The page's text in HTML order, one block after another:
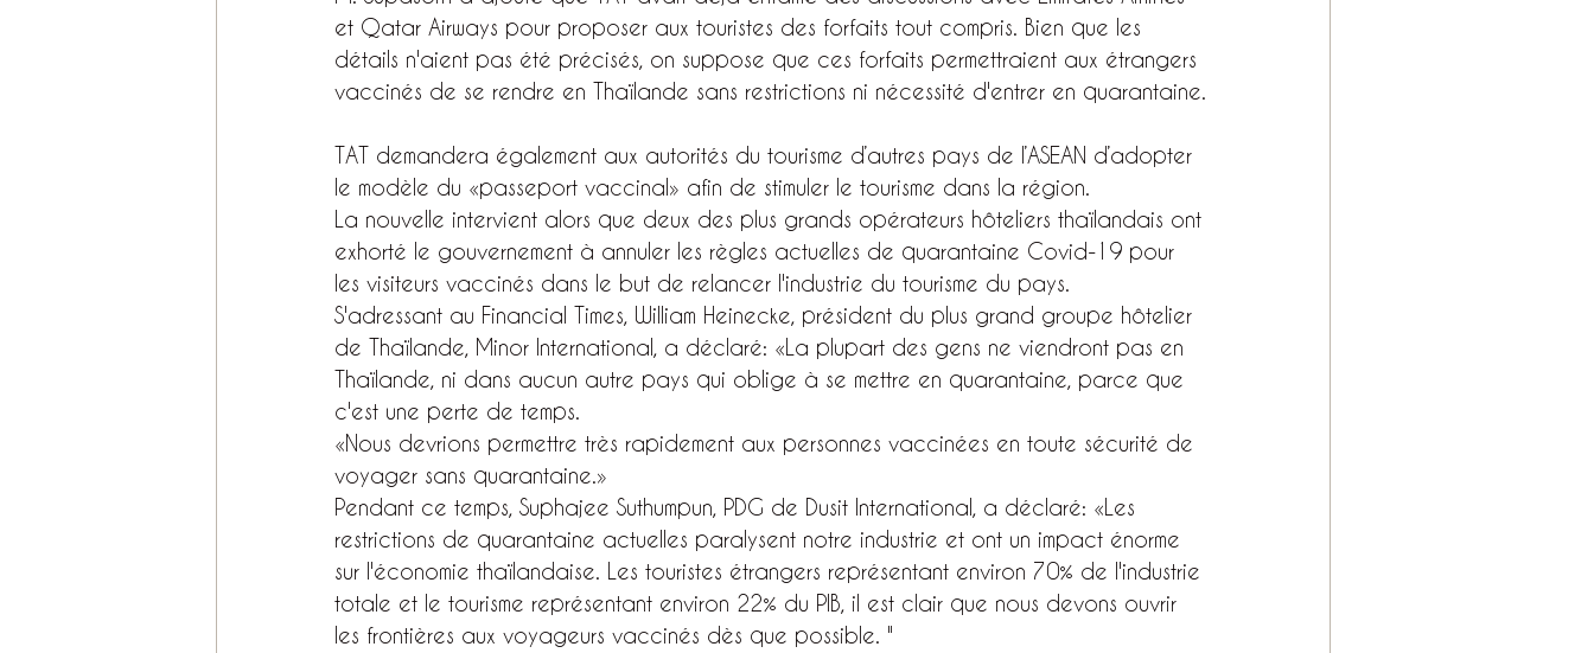
et Qatar Airways pour proposer aux touristes des forfaits tout compris. Bien que les
détails n'aient pas été précisés, on suppose que ces forfaits permettraient aux étrangers
vaccinés de se rendre en Thaïlande sans restrictions ni nécessité d'entrer en quarantaine.
TAT demandera également aux autorités du tourisme d’autres pays de l’ASEAN d’adopter
le modèle du «passeport vaccinal» afin de stimuler le tourisme dans la région.
La nouvelle intervient alors que deux des plus grands opérateurs hôteliers thaïlandais ont
exhorté le gouvernement à annuler les règles actuelles de quarantaine Covid-19 pour
les visiteurs vaccinés dans le but de relancer l'industrie du tourisme du pays.
S'adressant au Financial Times, William Heinecke, président du plus grand groupe hôtelier
de Thaïlande, Minor International, a déclaré: «La plupart des gens ne viendront pas en
Thaïlande, ni dans aucun autre pays qui oblige à se mettre en quarantaine, parce que
c'est une perte de temps.
«Nous devrions permettre très rapidement aux personnes vaccinées en toute sécurité de
voyager sans quarantaine.»
Pendant ce temps, Suphajee Suthumpun, PDG de Dusit International, a déclaré: «Les
restrictions de quarantaine actuelles paralysent notre industrie et ont un impact énorme
sur l'économie thaïlandaise. Les touristes étrangers représentant environ 70% de l'industrie
totale et le tourisme représentant environ 22% du PIB, il est clair que nous devons ouvrir
les frontières aux voyageurs vaccinés dès que possible. "